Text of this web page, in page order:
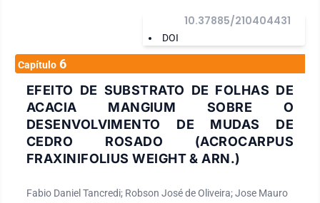
DOI
10.37885/210404431
Capítulo 6
EFEITO DE SUBSTRATO DE FOLHAS DE
ACACIA MANGIUM SOBRE O
DESENVOLVIMENTO DE MUDAS DE
CEDRO ROSADO (ACROCARPUS
FRAXINIFOLIUS WEIGHT & ARN.)
Fabio Daniel Tancredi; Robson José de Oliveira; Jose Mauro